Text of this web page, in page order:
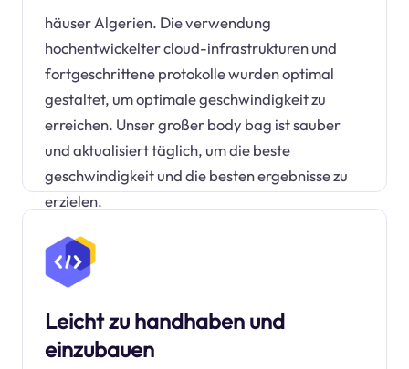
häuser Algerien. Die verwendung
hochentwickelter cloud-infrastrukturen und
fortgeschrittene protokolle wurden optimal
gestaltet, um optimale geschwindigkeit zu
erreichen. Unser großer body bag ist sauber
und aktualisiert täglich, um die beste
geschwindigkeit und die besten ergebnisse zu
erzielen.
Leicht zu handhaben und
einzubauen